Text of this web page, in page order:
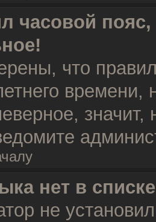
часовой
что
значит,
нет в
не